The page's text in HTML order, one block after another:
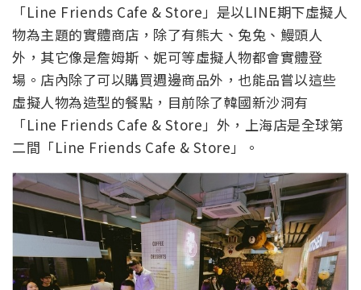
「Line Friends Cafe & Store」是以LINE期下虛擬人
物為主題的實體商店，除了有熊大、兔兔、鰻頭人
外，其它像是詹姆斯、妮可等虛擬人物都會實體登
場。店內除了可以購買週邊商品外，也能品嘗以這些
虛擬人物為造型的餐點，目前除了韓國新沙洞有
「Line Friends Cafe & Store」外，上海店是全球第
二間「Line Friends Cafe & Store」。